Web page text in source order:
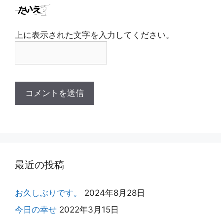
上に表示された文字を入力してください。
最近の投稿
お久しぶりです。
2024年8月28日
今日の幸せ 2022年3月15日